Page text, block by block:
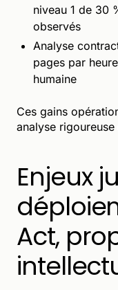
niveau 1 de 30
observés
Analyse
pages par
humaine
Ces gains
analyse
Enjeux
Act,